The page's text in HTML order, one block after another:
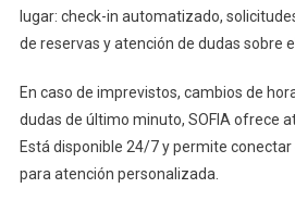
lugar: check-in automatizado,
de reservas y atención de dudas sobre
En caso de imprevistos, cambios de
dudas de último minuto, SOFIA ofrece
Está disponible 24/7 y permite
para atención personalizada.